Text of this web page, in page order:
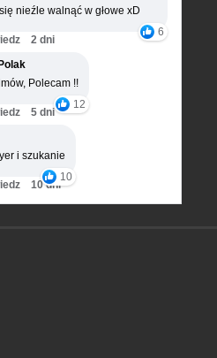
nieźle walnąć w głowe xD
6
2 dni
Polecam !!
12
5 dni
i szukanie
10
10 dni